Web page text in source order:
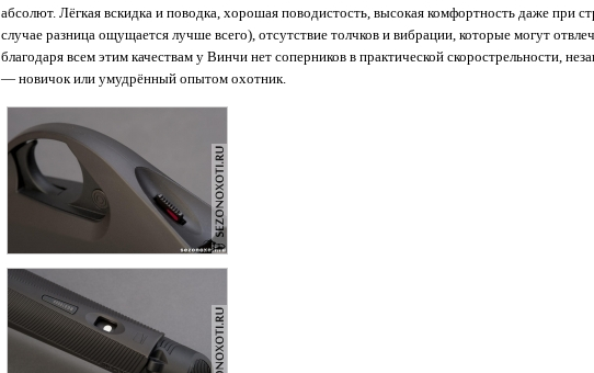
абсолют. Лёгкая вскидка и поводка, хорошая поводистость, высокая комфортность даже при
случае разница ощущается лучше всего), отсутствие толчков и вибрации, которые могут
благодаря всем этим качествам у Винчи нет соперников в практической скорострельности,
— новичок или умудрённый опытом охотник.